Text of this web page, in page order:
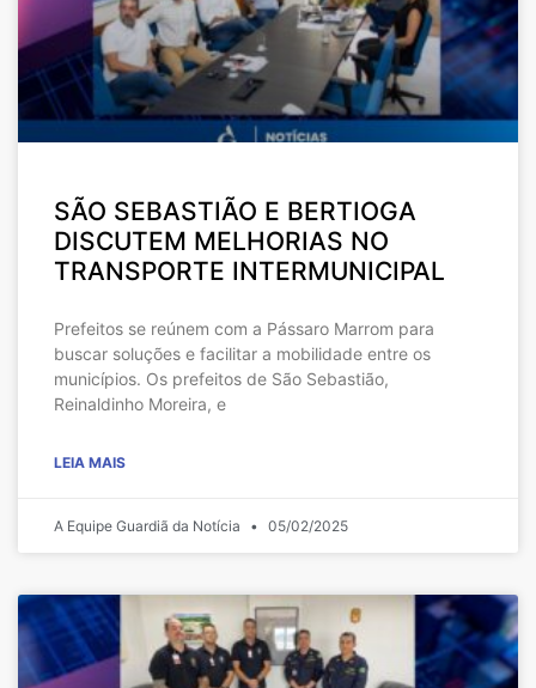
SÃO SEBASTIÃO E BERTIOGA
DISCUTEM MELHORIAS NO
TRANSPORTE INTERMUNICIPAL
Prefeitos se reúnem com a Pássaro Marrom para
buscar soluções e facilitar a mobilidade entre os
municípios. Os prefeitos de São Sebastião,
Reinaldinho Moreira, e
LEIA MAIS
A Equipe Guardiã da Notícia 05/02/2025